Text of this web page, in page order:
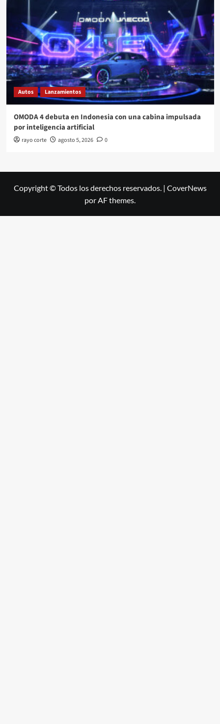
Autos Lanzamientos
OMODA 4 debuta en Indonesia con una cabina impulsada
por inteligencia artificial
rayo corte agosto 5, 2026 0
Copyright © Todos los derechos reservados. | CoverNews
por AF themes.